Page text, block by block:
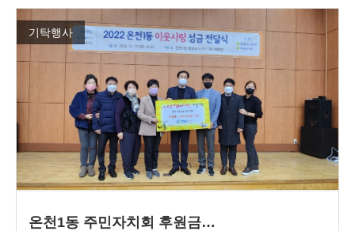
기탁행사
온천1동 주민자치회 후원금…